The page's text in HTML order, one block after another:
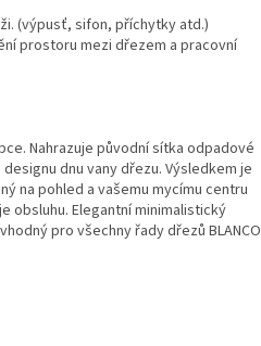
(výpusť, sifon, příchytky atd.)
prostoru mezi dřezem a pracovní
Nahrazuje původní sítka odpadové
dnu vany dřezu. Výsledkem je
na pohled a vašemu mycímu centru
obsluhu. Elegantní minimalistický
pro všechny řady dřezů BLANCO